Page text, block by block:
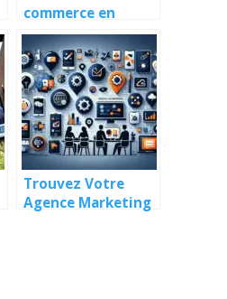
commerce en
Guadeloupe : Guide
complet
Trouvez Votre
Agence Marketing